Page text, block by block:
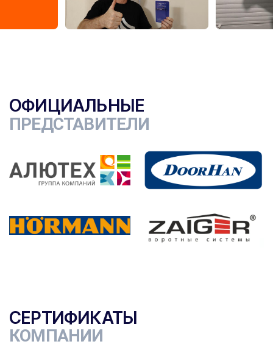
ОФИЦИАЛЬНЫЕ
ПРЕДСТАВИТЕЛИ
СЕРТИФИКАТЫ
КОМПАНИИ